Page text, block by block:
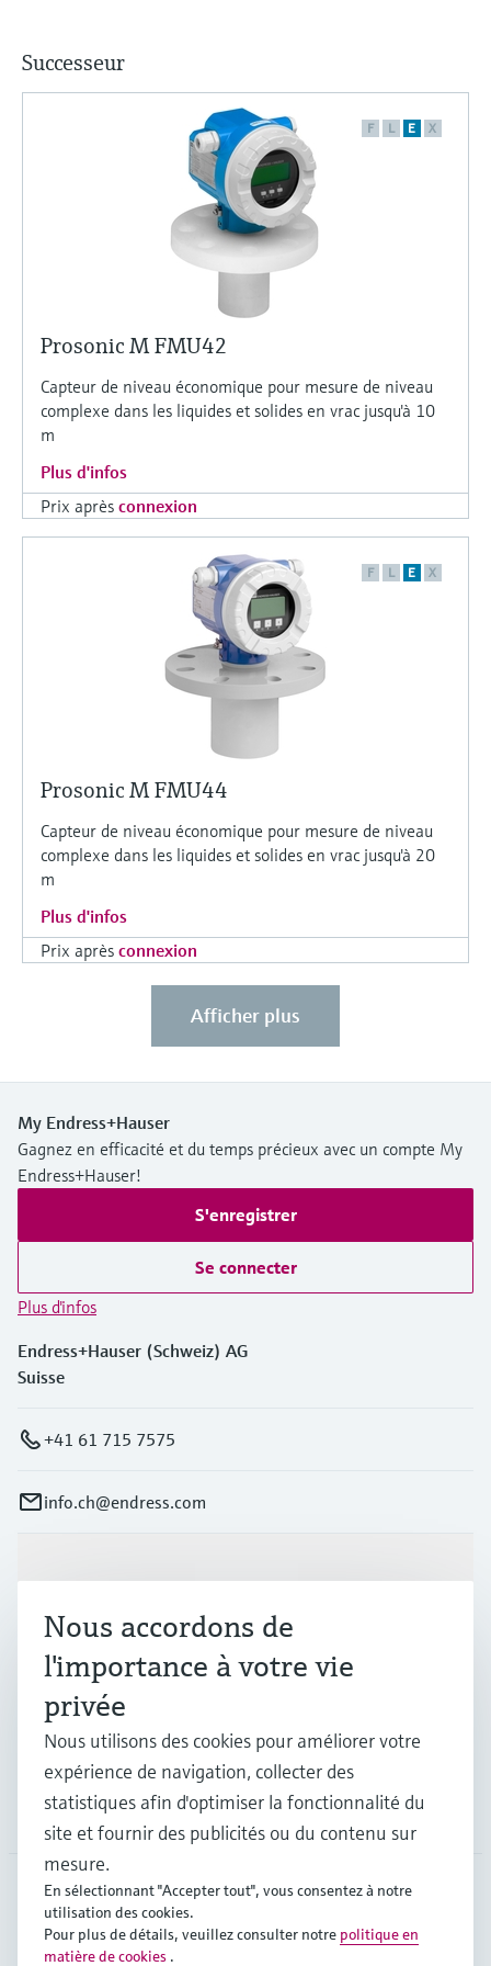
Successeur
F L E X
Prosonic M FMU42
Capteur de niveau économique pour mesure de niveau
complexe dans les liquides et solides en vrac jusqu'à 10
m
Plus d'infos
Prix après connexion
F L E X
Prosonic M FMU44
Capteur de niveau économique pour mesure de niveau
complexe dans les liquides et solides en vrac jusqu'à 20
m
Plus d'infos
Prix après connexion
Afficher plus
My Endress+Hauser
Gagnez en efficacité et du temps précieux avec un compte My
Endress+Hauser!
S'enregistrer
Se connecter
Plus d'infos
Endress+Hauser (Schweiz) AG
Suisse
+41 61 715 7575
info.ch@endress.com
Industries
Support
Société
CHE•Français
Nous accordons de
l'importance à votre vie
privée
Nous utilisons des cookies pour améliorer votre
expérience de navigation, collecter des
statistiques afin d'optimiser la fonctionnalité du
site et fournir des publicités ou du contenu sur
mesure.
En sélectionnant "Accepter tout", vous consentez à notre
utilisation des cookies.
Pour plus de détails, veuillez consulter notre politique en
matière de cookies .